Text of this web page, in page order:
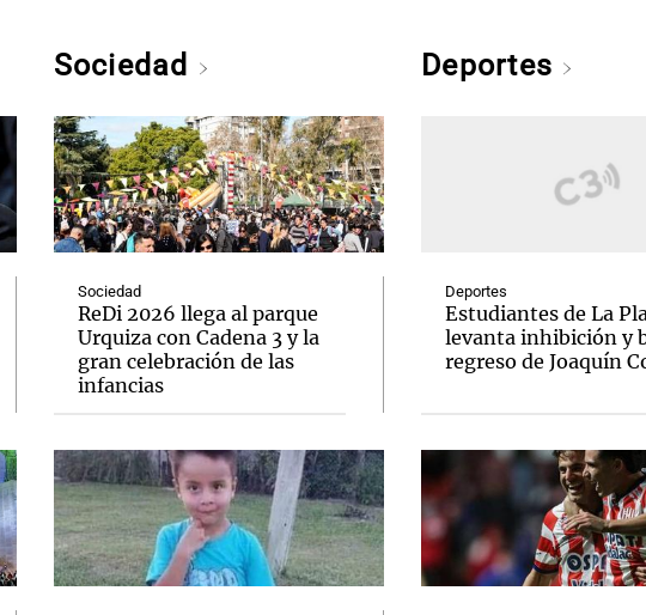
Sociedad
Sociedad
ReDi 2026 llega al parque
Urquiza con Cadena 3 y la
gran celebración de las
infancias
Deportes
Deportes
Estudiantes de La
levanta inhibición y
regreso de Joaquín